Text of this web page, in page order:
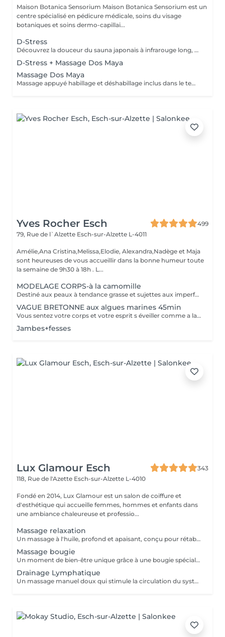
Maison Botanica Sensorium Maison Botanica Sensorium est un
centre spécialisé en pédicure médicale, soins du visage
botaniques et soins dermo-capillai...
D-Stress
Découvrez la douceur du sauna japonais à infrarouge long, une chaleur enveloppante qui favorise une relaxation profonde, stimule la sudation naturelle et procure une véritable sensation de légèreté . Un rituel idéal pour relâcher les tensions, revitaliser le corps et apaiser l'esprit.
D-Stress + Massage Dos Maya
Massage Dos Maya
Massage appuyé habillage et déshabillage inclus dans le temps de prestation
Yves Rocher Esch
499
79, Rue de l`Alzette Esch-sur-Alzette L-4011
Amélie,Ana Cristina,Melissa,Elodie, Alexandra,Nadège et Maja
sont heureuses de vous accueillir dans la bonne humeur toute
la semaine de 9h30 à 18h . L...
MODELAGE CORPS-à la camomille
Destiné aux peaux à tendance grasse et sujettes aux imperfections, ce soin purifie votre dos. Les mains de notre experte nettoient minutieusement votre peau et procèdent à un gommage désincrustant. Votre dos est net et purifié en profondeur. Bénéfices : Votre dos est net et purifié en profondeur.
VAGUE BRETONNE aux algues marines 45min
Vous sentez votre corps et votre esprit s éveiller comme a la suite d un bain dans l OCEAN. Vous vous tonicité et leur confort. sentez légère et revitalisée. Vos jambes retrouvent leur tonicité et leur confort
Jambes+fesses
Lux Glamour Esch
343
118, Rue de l'Azette Esch-sur-Alzette L-4010
Fondé en 2014, Lux Glamour est un salon de coiffure et
d'esthétique qui accueille femmes, hommes et enfants dans
une ambiance chaleureuse et professio...
Massage relaxation
Un massage à l'huile, profond et apaisant, conçu pour rétablir l'équilibre entre le corps et l'esprit. Il aide à réduire l'anxiété, soulager les tensions et les douleurs musculaires, tout en procurant une profonde sensation de bien-être. Un véritable moment de lâcher-prise pour retrouver calme, sérénité et énergie intérieure.
Massage bougie
Un moment de bien-être unique grâce à une bougie spécialement conçue pour la massage, dont la cire fond en une huile tiède et soyeuse. Ce massage procure une chaleur douce et enveloppante qui apaise les tensions, calme l'anxiété et aide à lutter contre la fatigue. Parfait pour les personnes stressées ou en quête de relaxation profonde.
Drainage Lymphatique
Un massage manuel doux qui stimule la circulation du système lymphatique, favorisant l'élimination des toxines et la réduction des gonflements (lympdèmes) causés par l'accumulation de la lymphe. Idéal pour améliorer la circulation, détoxiquer l'organisme et soulager la sensation de jambes lourdes.